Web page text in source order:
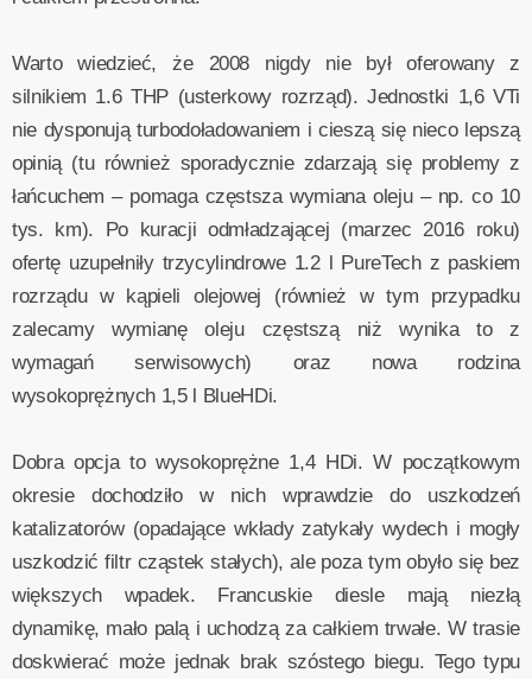
Warto wiedzieć, że 2008 nigdy nie był oferowany z
silnikiem 1.6 THP (usterkowy rozrząd). Jednostki 1,6 VTi
nie dysponują turbodoładowaniem i cieszą się nieco lepszą
opinią (tu również sporadycznie zdarzają się problemy z
łańcuchem – pomaga częstsza wymiana oleju – np. co 10
tys. km). Po kuracji odmładzającej (marzec 2016 roku)
ofertę uzupełniły trzycylindrowe 1.2 l PureTech z paskiem
rozrządu w kąpieli olejowej (również w tym przypadku
zalecamy wymianę oleju częstszą niż wynika to z
wymagań serwisowych) oraz nowa rodzina
wysokoprężnych 1,5 l BlueHDi.
Dobra opcja to wysokoprężne 1,4 HDi. W początkowym
okresie dochodziło w nich wprawdzie do uszkodzeń
katalizatorów (opadające wkłady zatykały wydech i mogły
uszkodzić filtr cząstek stałych), ale poza tym obyło się bez
większych wpadek. Francuskie diesle mają niezłą
dynamikę, mało palą i uchodzą za całkiem trwałe. W trasie
doskwierać może jednak brak szóstego biegu. Tego typu